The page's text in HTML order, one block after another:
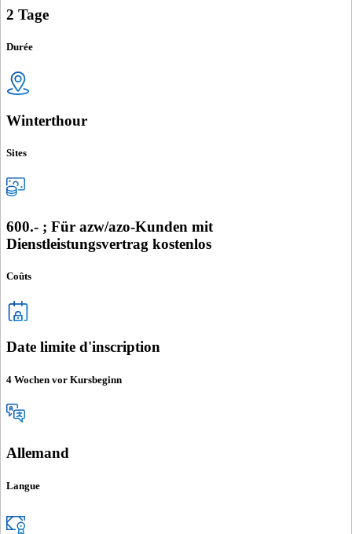
2 Tage
Durée
Winterthour
Sites
600.- ; Für azw/azo-Kunden mit
Dienstleistungsvertrag kostenlos
Coûts
Date limite d'inscription
4 Wochen vor Kursbeginn
Allemand
Langue